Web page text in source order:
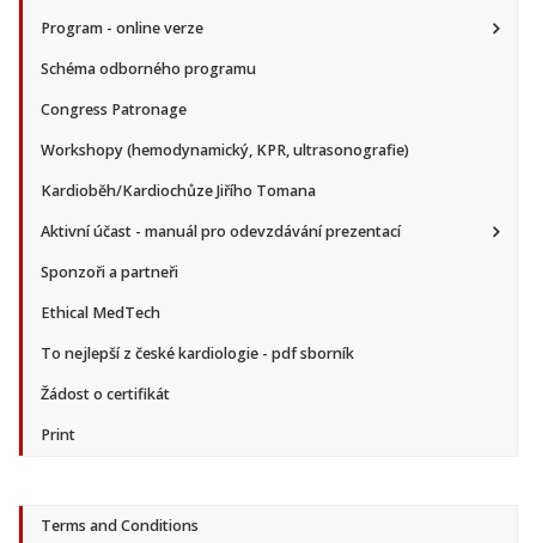
Program - online verze
Schéma odborného programu
Congress Patronage
Workshopy (hemodynamický, KPR, ultrasonografie)
Kardioběh/Kardiochůze Jiřího Tomana
Aktivní účast - manuál pro odevzdávání prezentací
Sponzoři a partneři
Ethical MedTech
To nejlepší z české kardiologie - pdf sborník
Žádost o certifikát
Print
Terms and Conditions